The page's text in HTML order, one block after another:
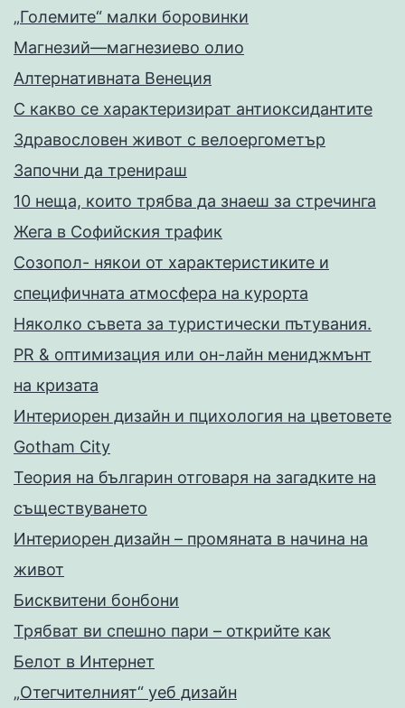
„Големите“ малки боровинки
Магнезий—магнезиево олио
Алтернативната Венеция
С какво се характеризират антиоксидантите
Здравословен живот с велоергометър
Запoчни да тренираш
10 неща, които трябва да знаеш за стречинга
Жега в Софийския трафик
Созопол- някои от характеристиките и
специфичната атмосфера на курорта
Няколко съвета за туристически пътувания.
PR & оптимизация или он-лайн мениджмънт
на кризата
Интериорен дизайн и пцихология на цветовете
Gotham City
Теория на българин отговаря на загадките на
съществуването
Интериорен дизайн – промяната в начина на
живот
Бисквитени бонбони
Трябват ви спешно пари – открийте как
Белот в Интернет
„Отегчителният“ уеб дизайн